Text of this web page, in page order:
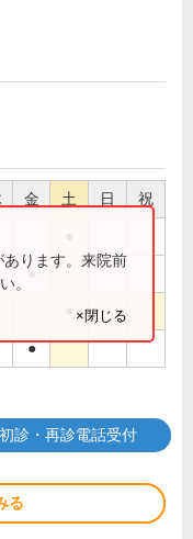
金 土 日 祝
●
●
ります。来院前
。
×閉じる
初診・再診電話受付
る